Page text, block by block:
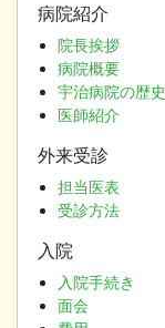
病院紹介
院長挨拶
病院概要
宇治病院の歴史
医師紹介
外来受診
担当医表
受診方法
入院
入院手続き
面会